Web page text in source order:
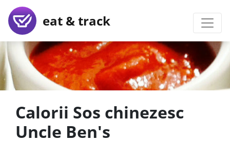
eat & track
Calorii Sos chinezesc
Uncle Ben's